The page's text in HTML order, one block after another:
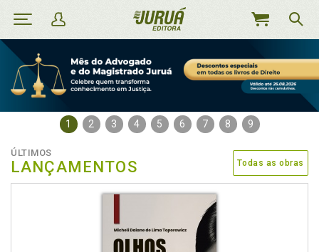
MEU
1 2 3 4 5 6 7 8 9
ÚLTIMOS
LANÇAMENTOS Todas as obras